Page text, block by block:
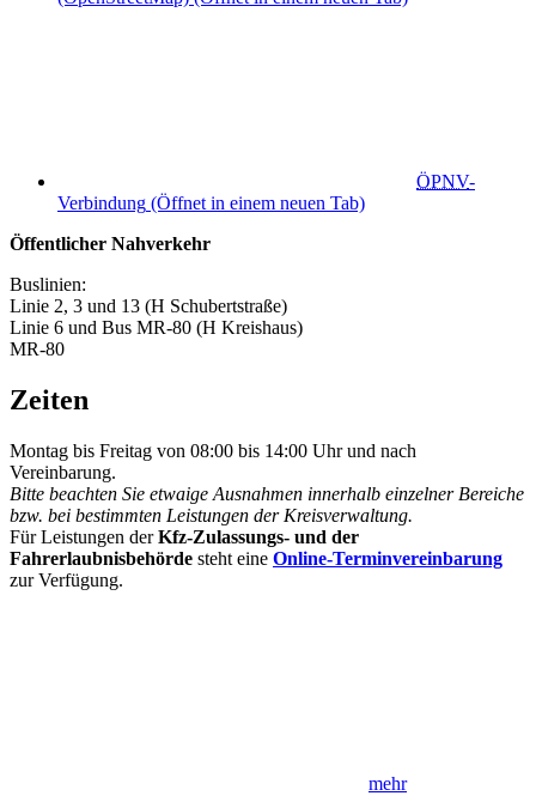
ÖPNV-
Verbindung (Öffnet in einem neuen Tab)
Öffentlicher Nahverkehr
Buslinien:
Linie 2, 3 und 13 (H Schubertstraße)
Linie 6 und Bus MR-80 (H Kreishaus)
MR-80
Zeiten
Montag bis Freitag von 08:00 bis 14:00 Uhr und nach
Vereinbarung.
Bitte beachten Sie etwaige Ausnahmen innerhalb einzelner Bereiche
bzw. bei bestimmten Leistungen der Kreisverwaltung.
Für Leistungen derKfz-Zulassungs- und der
Fahrerlaubnisbehörde steht eine Online-Terminvereinbarung
zur Verfügung.
mehr